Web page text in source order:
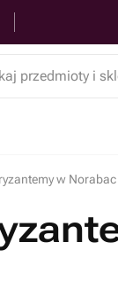
przedmioty i
w Norabac